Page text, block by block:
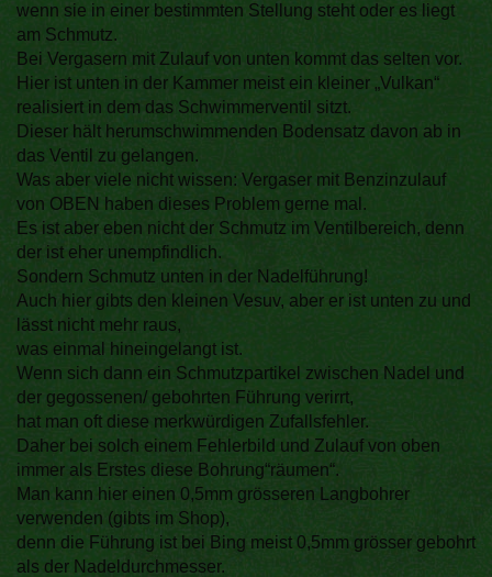
wenn sie in einer bestimmten Stellung steht oder es liegt
am Schmutz.
Bei Vergasern mit Zulauf von unten kommt das selten vor.
Hier ist unten in der Kammer meist ein kleiner „Vulkan“
realisiert in dem das Schwimmerventil sitzt.
Dieser hält herumschwimmenden Bodensatz davon ab in
das Ventil zu gelangen.
Was aber viele nicht wissen: Vergaser mit Benzinzulauf
von OBEN haben dieses Problem gerne mal.
Es ist aber eben nicht der Schmutz im Ventilbereich, denn
der ist eher unempfindlich.
Sondern Schmutz unten in der Nadelführung!
Auch hier gibts den kleinen Vesuv, aber er ist unten zu und
lässt nicht mehr raus,
was einmal hineingelangt ist.
Wenn sich dann ein Schmutzpartikel zwischen Nadel und
der gegossenen/ gebohrten Führung verirrt,
hat man oft diese merkwürdigen Zufallsfehler.
Daher bei solch einem Fehlerbild und Zulauf von oben
immer als Erstes diese Bohrung“räumen“.
Man kann hier einen 0,5mm grösseren Langbohrer
verwenden (gibts im Shop),
denn die Führung ist bei Bing meist 0,5mm grösser gebohrt
als der Nadeldurchmesser.